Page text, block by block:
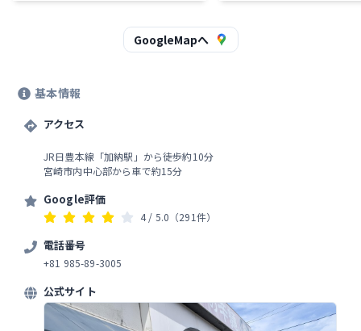
〆の石鍋ごはんノーマル 唐辛子の辛さ
に負けないみそベースのスープ。こち
そ辛麺の方が好きだな🤗
GoogleMapへ
基本情報
アクセス
JR日豊本線「加納駅」から徒歩約10分
宮崎市内中心部から車で約15分
Google評価
4 / 5.0 （291件）
電話番号
+81 985-89-3005
公式サイト